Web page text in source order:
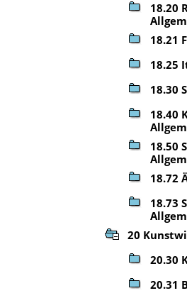
18.20
18.21
18.25
18.30
18.40
18.50
18.72
18.73
20
20.30
20.31